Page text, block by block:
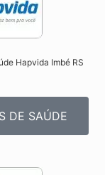
Hapvida Imbé RS​
DE SAÚDE